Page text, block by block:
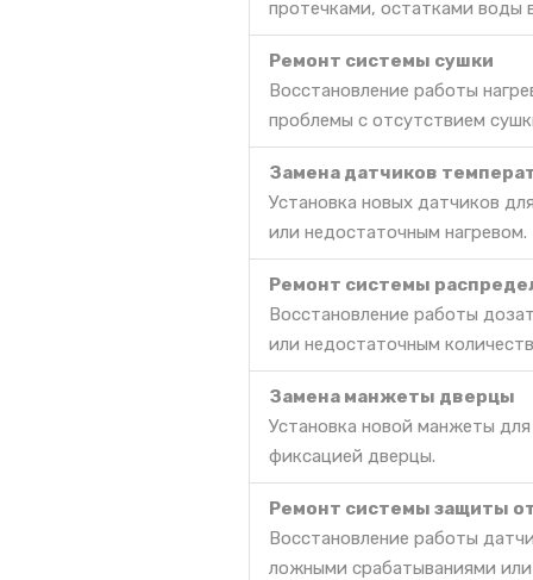
протечками, остатками воды
Ремонт системы сушки
Восстановление работы
проблемы с отсутствием
Замена датчиков
Установка новых датчиков
или недостаточным нагревом.
Ремонт системы
Восстановление работы
или недостаточным
Замена манжеты дверцы
Установка новой манжеты
фиксацией дверцы.
Ремонт системы защиты
Восстановление работы
ложными срабатываниями